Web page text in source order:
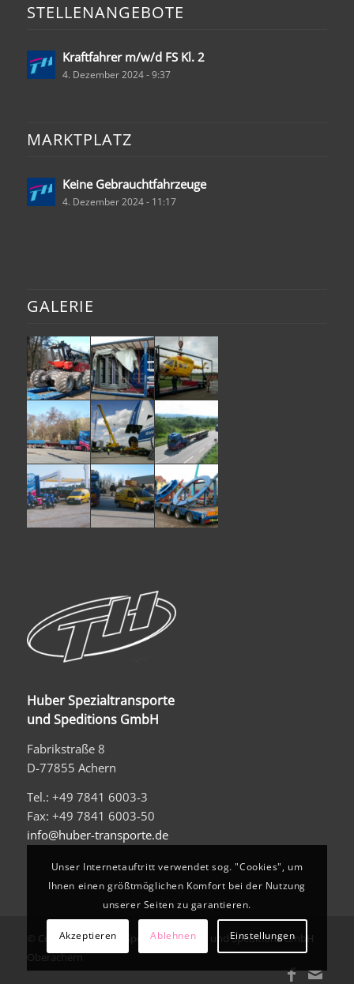
STELLENANGEBOTE
Kraftfahrer m/w/d FS Kl. 2
4. Dezember 2024 - 9:37
MARKTPLATZ
Keine Gebrauchtfahrzeuge
4. Dezember 2024 - 11:17
GALERIE
Huber Spezialtransporte
und Speditions GmbH
Fabrikstraße 8
D-77855 Achern
Tel.: +49 7841 6003-3
Fax: +49 7841 6003-50
info@huber-transporte.de
© Copyright - Huber Spezialtransporte und Speditions GmbH
Oberachern
Unser Internetauftritt verwendet sog. "Cookies", um
Ihnen einen größtmöglichen Komfort bei der Nutzung
unserer Seiten zu garantieren.
Akzeptieren Ablehnen Einstellungen